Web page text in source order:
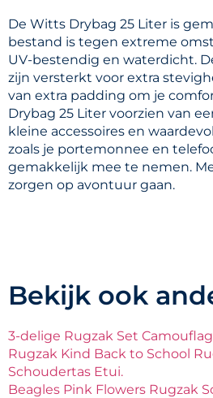
De Witts Drybag 25 Liter is
bestand is tegen extreme
UV-bestendig en waterdicht.
zijn versterkt voor extra
van extra padding om je
Drybag 25 Liter voorzien van
kleine accessoires en
zoals je portemonnee en
gemakkelijk mee te nemen.
zorgen op avontuur gaan.
Bekijk ook
3-delige Rugzak Set
Rugzak Kind Back to School
Schoudertas Etui.
Beagles Pink Flowers Rugzak